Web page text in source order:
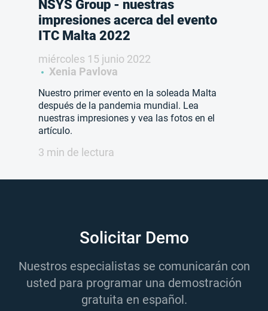
NSYS Group - nuestras
impresiones acerca del evento
ITC Malta 2022
miércoles 15 junio 2022
Xenia Pavlova
Nuestro primer evento en la soleada Malta
después de la pandemia mundial. Lea
nuestras impresiones y vea las fotos en el
artículo.
3 min de lectura
Solicitar Demo
Nuestros especialistas se comunicarán con
usted para programar una demostración
gratuita en español.